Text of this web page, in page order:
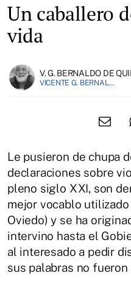
Un caballero
vida
V. G. BERNALDO DE
VICENTE G. BERNALDO DE QUIROS ES PERIODISTA.
Le pusieron de chupa
declaraciones sobre
pleno siglo XXI, son
mejor vocablo
Oviedo) y se ha
intervino hasta el
al interesado a pedir
sus palabras no